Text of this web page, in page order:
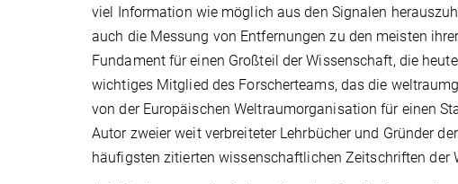
viel Information wie möglich aus den Signalen
auch die Messung von Entfernungen zu den meisten
Fundament für einen Großteil der Wissenschaft, die
wichtiges Mitglied des Forscherteams, das die
von der Europäischen Weltraumorganisation für einen
Autor zweier weit verbreiteter Lehrbücher und Gründer
häufigsten zitierten wissenschaftlichen Zeitschriften der